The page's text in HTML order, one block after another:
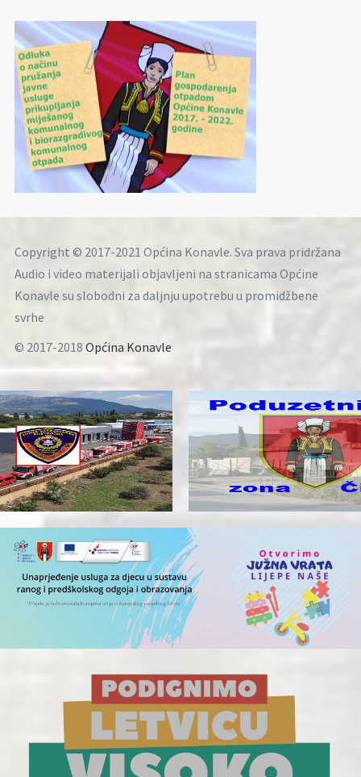
Copyright © 2017-2021 Općina Konavle. Sva prava pridržana
Audio i video materijali objavljeni na stranicama Općine
Konavle su slobodni za daljnju upotrebu u promidžbene
svrhe
© 2017-2018 Općina Konavle